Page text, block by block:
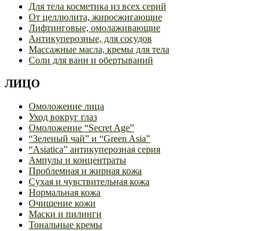
Для тела косметика из всех серий
От целлюлита, жиросжигающие
Лифтинговые, омолаживающие
Антикуперозные, для сосудов
Массажные масла, кремы для тела
Соли для ванн и обертываний
ЛИЦО
Омоложение лица
Уход вокруг глаз
Омоложение “Secret Age”
“Зеленый чай” и “Green Asia”
“Asiatica” антикуперозная серия
Ампулы и концентраты
Проблемная и жирная кожа
Сухая и чувствительная кожа
Нормальная кожа
Очищение кожи
Маски и пилинги
Тональные кремы